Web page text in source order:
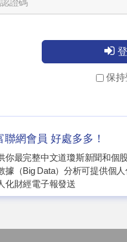
保持
聯網會員 好處多多！
你最完整中文道瓊斯新聞和個
據（Big Data）分析可提供個
化財經電子報發送